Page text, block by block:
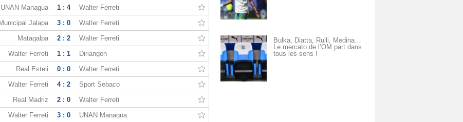
UNAN Managua 1 : 4 Walter Ferreti
Jalapa 3 : 0 Walter Ferreti
Matagalpa 2 : 2 Walter Ferreti
Walter Ferreti 1 : 1 Diriangen
Real Esteli 0 : 0 Walter Ferreti
Walter Ferreti 4 : 2 Sport Sebaco
Real Madriz 2 : 0 Walter Ferreti
Walter Ferreti 3 : 0 UNAN Managua
Bulka, Diatta, Rulli, Medina…
Le mercato de l’OM part dans
tous les sens !